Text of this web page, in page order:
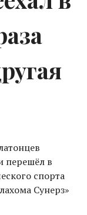
перешёл в
спорта
Сунерз»